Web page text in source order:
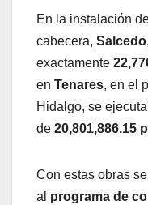
En la instalación
cabecera, Salcedo
exactamente
en Tenares, en el
Hidalgo, se
de 20,801,886.15
Con estas obras
al programa de